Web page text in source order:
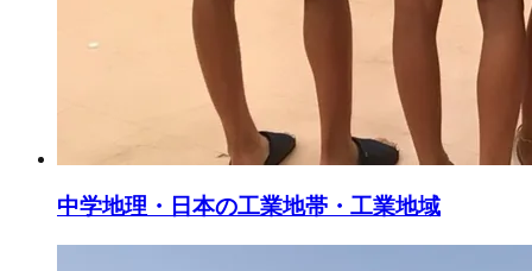
中学地理・日本の工業地帯・工業地域